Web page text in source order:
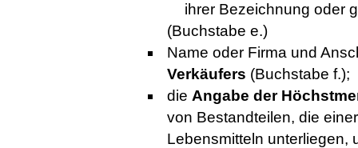
ihrer Bezeichnung oder
(Buchstabe e.)
Name oder Firma und
Verkäufers (Buchstabe f.);
die Angabe der
von Bestandteilen, die
Lebensmitteln unterliegen,